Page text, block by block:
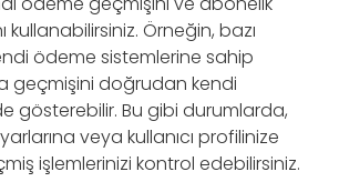
kullanabilirsiniz. Örneğin, bazı
ödeme sistemlerine sahip
geçmişini doğrudan kendi
gösterebilir. Bu gibi durumlarda,
veya kullanıcı profilinize
işlemlerinizi kontrol edebilirsiniz.